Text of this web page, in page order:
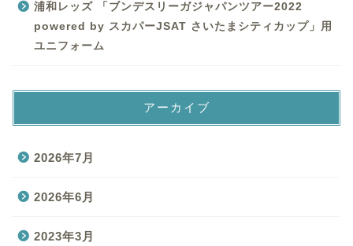
浦和レッズ 「ブンデスリーガジャパンツアー2022
powered by スカパーJSAT さいたまシティカップ」用
ユニフォーム
アーカイブ
2026年7月
2026年6月
2023年3月